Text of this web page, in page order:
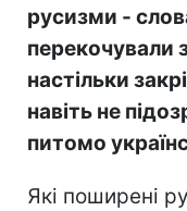
русизми -
перекочували
настільки
навіть не
питомо
Які поширені